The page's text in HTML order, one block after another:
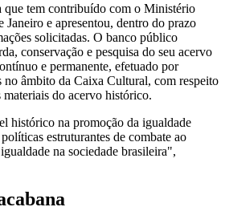
que tem contribuído com o Ministério
e apresentou, dentro do prazo
solicitadas. O banco público
conservação e pesquisa do seu acervo
e permanente, efetuado por
âmbito da Caixa Cultural, com respeito
materiais do acervo histórico.
histórico na promoção da igualdade
estruturantes de combate ao
na sociedade brasileira",